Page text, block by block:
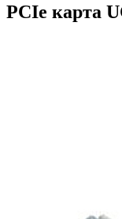
PCIe карта